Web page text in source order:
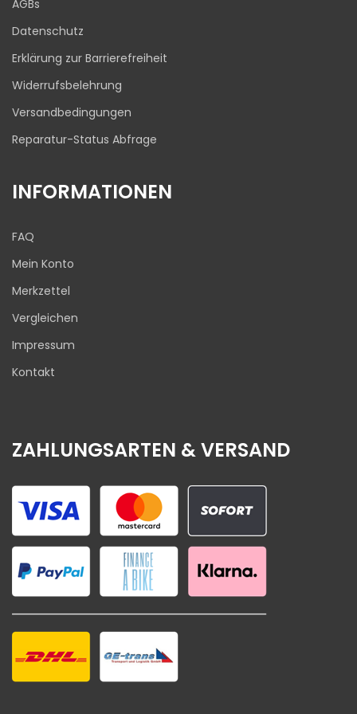
AGBs
Datenschutz
Erklärung zur Barrierefreiheit
Widerrufsbelehrung
Versandbedingungen
Reparatur-Status Abfrage
INFORMATIONEN
FAQ
Mein Konto
Merkzettel
Vergleichen
Impressum
Kontakt
ZAHLUNGSARTEN & VERSAND